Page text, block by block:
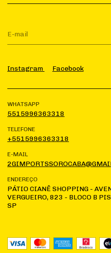
Instagram Facebook
WHATSAPP
5515996363318
TELEFONE
+5515996363318
E-MAIL
ENDEREÇO
PÁTIO CIANÊ SHOPPING -
VERGUEIRO, 823 - BLOCO B
SP